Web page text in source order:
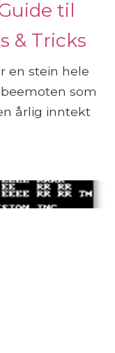
til
& Tricks
en stein hele
som
årlig inntekt